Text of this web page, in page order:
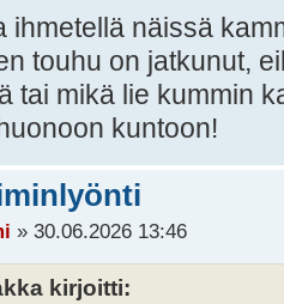
ihmetellä näissä
touhu on jatkunut,
tai mikä lie kummin
kuntoon!
» 30.06.2026 13:46
kirjoitti: